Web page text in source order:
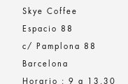
Skye Coffee
Espacio 88
c/ Pamplona 88
Barcelona
Horario : 9 a 13.30